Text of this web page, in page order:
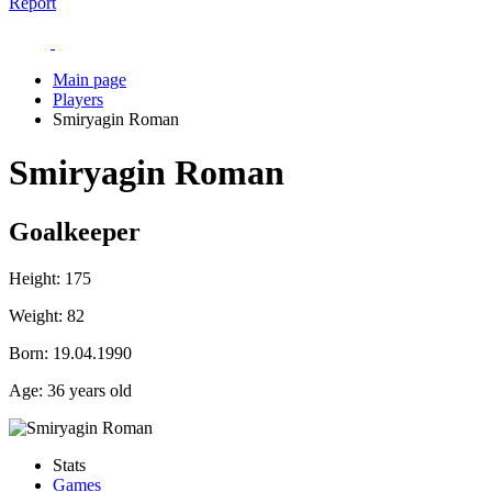
Main page
Players
Smiryagin Roman
Smiryagin Roman
Goalkeeper
Height: 175
Weight: 82
Born: 19.04.1990
Age: 36 years old
Stats
Games